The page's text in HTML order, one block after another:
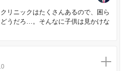
リニックはたくさんあるので、困ら
うだろ…。そんなに子供は見かけな